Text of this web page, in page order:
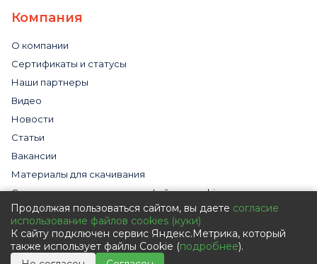
Компания
О компании
Сертификаты и статусы
Наши партнеры
Видео
Новости
Статьи
Вакансии
Материалы для скачивания
Cогласие на использование файлов cookies
Обработка персональных данных с помощью сервиса
«Яндекс.Метрика»
Политика в отношении обработки персональных данных
Пользовательское соглашение
Продолжая пользоваться сайтом, вы даете согласие
использование файлов cookies (куки)
К сайту подключен сервис Яндекс.Метрика, который
также использует файлы Cookie (подробнее).